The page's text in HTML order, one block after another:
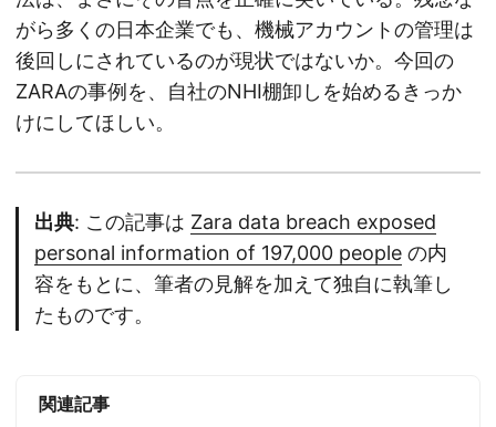
がら多くの日本企業でも、機械アカウントの管理は
後回しにされているのが現状ではないか。今回の
ZARAの事例を、自社のNHI棚卸しを始めるきっか
けにしてほしい。
出典: この記事は Zara data breach exposed
personal information of 197,000 people の内
容をもとに、筆者の見解を加えて独自に執筆し
たものです。
関連記事